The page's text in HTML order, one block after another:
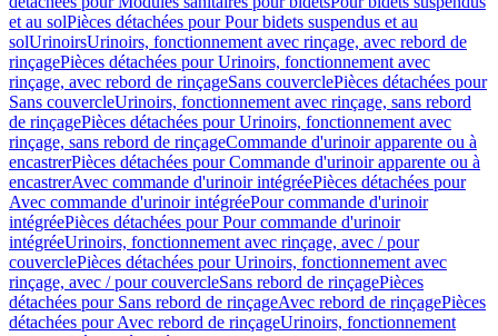
et au solPièces détachées pour Pour bidets suspendus et au
solUrinoirsUrinoirs, fonctionnement avec rinçage, avec rebord de
rinçagePièces détachées pour Urinoirs, fonctionnement avec
rinçage, avec rebord de rinçageSans couverclePièces détachées pour
Sans couvercleUrinoirs, fonctionnement avec rinçage, sans rebord
de rinçagePièces détachées pour Urinoirs, fonctionnement avec
rinçage, sans rebord de rinçageCommande d'urinoir apparente ou à
encastrerPièces détachées pour Commande d'urinoir apparente ou à
encastrerAvec commande d'urinoir intégréePièces détachées pour
Avec commande d'urinoir intégréePour commande d'urinoir
intégréePièces détachées pour Pour commande d'urinoir
intégréeUrinoirs, fonctionnement avec rinçage, avec / pour
couverclePièces détachées pour Urinoirs, fonctionnement avec
rinçage, avec / pour couvercleSans rebord de rinçagePièces
détachées pour Sans rebord de rinçageAvec rebord de rinçagePièces
détachées pour Avec rebord de rinçageUrinoirs, fonctionnement